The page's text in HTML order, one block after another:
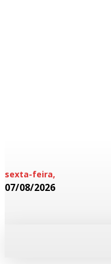
sexta-feira,
07/08/2026